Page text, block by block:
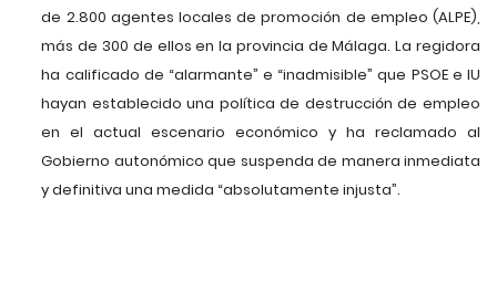
de 2.800 agentes locales de promoción de empleo (ALPE),
más de 300 de ellos en la provincia de Málaga. La regidora
ha calificado de “alarmante” e “inadmisible” que PSOE e IU
hayan establecido una política de destrucción de empleo
en el actual escenario económico y ha reclamado al
Gobierno autonómico que suspenda de manera inmediata
y definitiva una medida “absolutamente injusta”.